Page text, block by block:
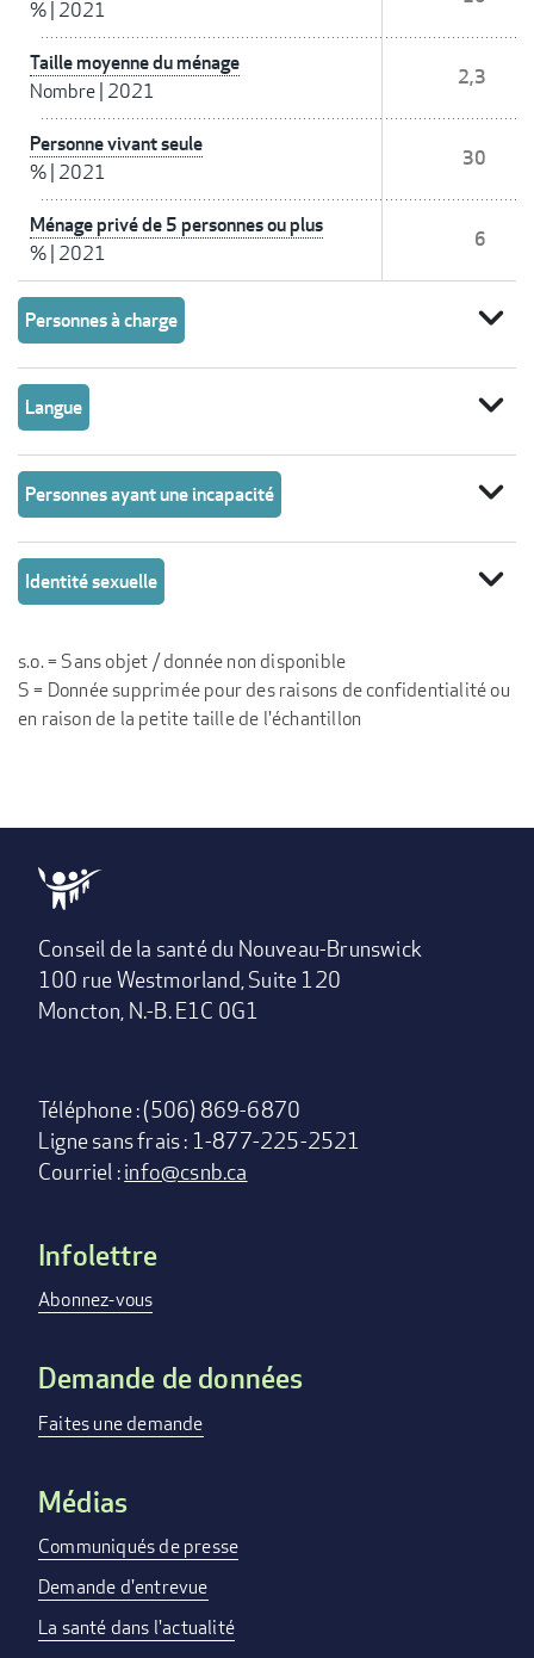
% 2021
Taille moyenne du ménage
Nombre 2021
2,3
Personne vivant seule
% 2021
30
Ménage privé de 5 personnes ou plus
% 2021
6
Personnes à charge expand_more
Langue expand_more
Personnes ayant une incapacité expand_more
Identité sexuelle expand_more
s.o. = Sans objet / donnée non disponible
S = Donnée supprimée pour des raisons de confidentialité ou
en raison de la petite taille de l'échantillon
Conseil de la santé du Nouveau-Brunswick
100 rue Westmorland, Suite 120
Moncton, N.-B. E1C 0G1
Téléphone : (506) 869-6870
Ligne sans frais : 1-877-225-2521
Courriel :info@csnb.ca
Footer
menu
Infolettre
Abonnez-vous
Demande de données
Faites une demande
Médias
Communiqués de presse
Demande d'entrevue
La santé dans l'actualité